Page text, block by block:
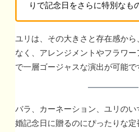
りで記念日をさらに特別なも
ユリは、その大きさと存在感か
なく、アレンジメントやフラワー
で一層ゴージャスな演出が可能で
バラ、カーネーション、ユリの
婚記念日に贈るのにぴったりな